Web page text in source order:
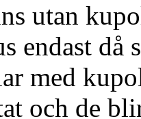
utan
endast då
med
och de